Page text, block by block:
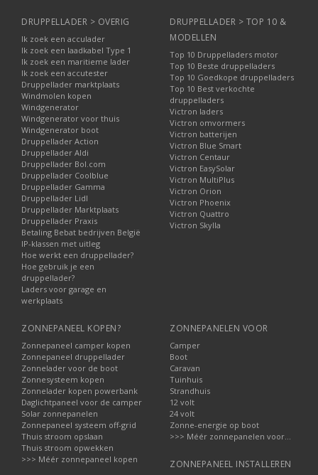
DRUPPELLADER > OVERIG
Ik zoek een acculader
Ik zoek een laadkabel Type 1
Ik zoek een maritieme lader
Ik zoek een accutester
Druppellader marktplaats
Windmolen kopen
Windgenerator
Windgenerator voor thuis
Windgenerator boot
Druppellader Action
Druppellader Aldi
Druppellader Bol.com
Druppellader Coolblue
Druppellader Gamma
Druppellader Lidl
Druppellader Marktplaats
Druppellader Praxis
Betaling Bebat bedrijven België
IP-klassen met uitleg
Hoe werkt een druppellader?
Hoe gebruik je een
druppellader?
Laders voor garage en
werkplaats
DRUPPELLADER > TOP 10 &
MODELLEN
Top 10 Druppelladers motor
Top 10 Beste druppelladers
Top 10 Goedkope druppelladers
Top 10 Best verkochte
druppelladers
Victron laders
Victron omvormers
Victron batterijen
Victron Blue Smart
Victron Centaur
Victron EasySolar
Victron MultiPlus
Victron Orion
Victron Phoenix
Victron Quattro
Victron Skylla
ZONNEPANEEL KOPEN?
Zonnepaneel camper kopen
Zonnepaneel druppellader
Zonnelader voor de boot
Zonnesysteem kopen
Zonnelader kopen powerbank
Daglichtpaneel voor de camper
Solar zonnepanelen
Zonnepaneel systeem off-grid
Thuis stroom opslaan
Thuis stroom opwekken
>>> Méér zonnepaneel kopen
ZONNEPANELEN VOOR
Camper
Boot
Caravan
Tuinhuis
Strandhuis
12 volt
24 volt
Zonne-energie op boot
>>> Méér zonnepanelen voor...
ZONNEPANEEL INSTALLEREN